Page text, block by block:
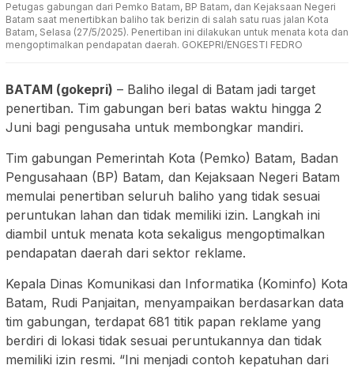
Petugas gabungan dari Pemko Batam, BP Batam, dan Kejaksaan Negeri
Batam saat menertibkan baliho tak berizin di salah satu ruas jalan Kota
Batam, Selasa (27/5/2025). Penertiban ini dilakukan untuk menata kota dan
mengoptimalkan pendapatan daerah. GOKEPRI/ENGESTI FEDRO
BATAM (gokepri) – Baliho ilegal di Batam jadi target
penertiban. Tim gabungan beri batas waktu hingga 2
Juni bagi pengusaha untuk membongkar mandiri.
Tim gabungan Pemerintah Kota (Pemko) Batam, Badan
Pengusahaan (BP) Batam, dan Kejaksaan Negeri Batam
memulai penertiban seluruh baliho yang tidak sesuai
peruntukan lahan dan tidak memiliki izin. Langkah ini
diambil untuk menata kota sekaligus mengoptimalkan
pendapatan daerah dari sektor reklame.
Kepala Dinas Komunikasi dan Informatika (Kominfo) Kota
Batam, Rudi Panjaitan, menyampaikan berdasarkan data
tim gabungan, terdapat 681 titik papan reklame yang
berdiri di lokasi tidak sesuai peruntukannya dan tidak
memiliki izin resmi. “Ini menjadi contoh kepatuhan dari